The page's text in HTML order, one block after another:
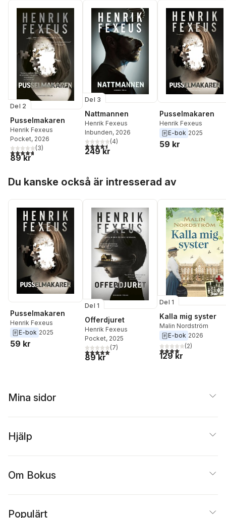
Del 2
Pusselmakaren
Henrik Fexeus
Pocket, 2026
4,7utav 5 stjärnor. Totalt antal röster:
(3)
89 kr
Del 3
Nattmannen
Henrik Fexeus
Inbunden, 2026
4,5utav 5 stjärnor. Totalt antal röster:
(4)
249 kr
Pusselmakaren
Henrik Fexeus
E-bok 2025
59 kr
Du kanske också är intresserad av
Pusselmakaren
Henrik Fexeus
E-bok 2025
59 kr
Del 1
Offerdjuret
Henrik Fexeus
Pocket, 2025
5,0utav 5 stjärnor. Totalt antal röster:
(7)
89 kr
Del 1
Kalla mig syster
Malin Nordström
E-bok 2026
4,0utav 5 stjärnor.
(2)
129 kr
Mina sidor
Hjälp
Om Bokus
Populärt